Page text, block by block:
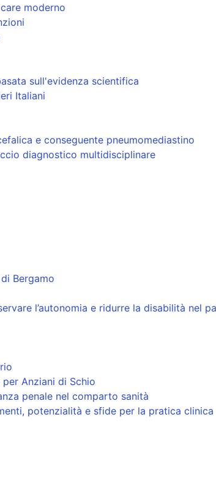
moderno
sull'evidenza scientifica
Italiani
e conseguente pneumomediastino
diagnostico multidisciplinare
Bergamo
l’autonomia e ridurre la disabilità nel
Anziani di Schio
penale nel comparto sanità
potenzialità e sfide per la pratica clinica